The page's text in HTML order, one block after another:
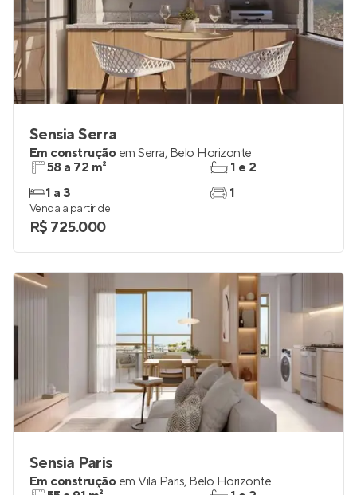
Sensia Serra
Em construção em Serra, Belo Horizonte
58 a 72 m²
1 a 3
1 e 2
1
Venda a partir de
R$ 725.000
Sensia Paris
Em construção em Vila Paris, Belo Horizonte